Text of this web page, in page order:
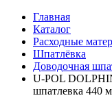
Главная
Каталог
Расходные
Шпатлёвка
Доводочная
U-POL
шпатлевка 440